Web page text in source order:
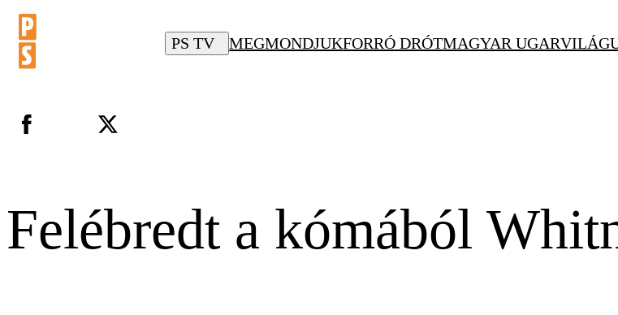
PS TV MEGMONDJUKFORRÓ DRÓTMAGYAR UGAR
Felébredt a kómából